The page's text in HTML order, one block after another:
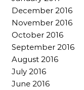
December 2016
November 2016
October 2016
September 2016
August 2016
July 2016
June 2016